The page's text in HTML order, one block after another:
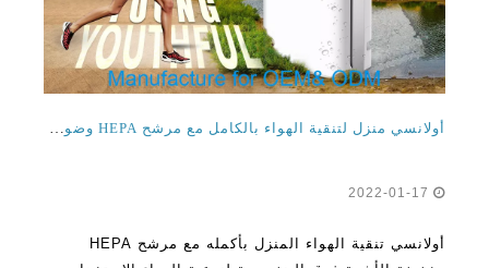
أولانسي منزل لتنقية الهواء بالكامل مع مرشح HEPA وضوء الأشعة فوق البنفسجية للاستخدام المنزلي
أولانسي تنقية الهواء المنزل بأكمله مع مرشح HEPA